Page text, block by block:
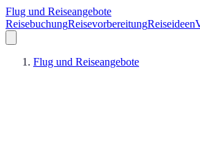
Flug und Reiseangebote
ReisebuchungReisevorbereitungReiseideen
Flug und Reiseangebote